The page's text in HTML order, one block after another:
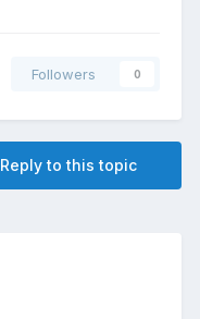
Followers 0
Reply to this topic